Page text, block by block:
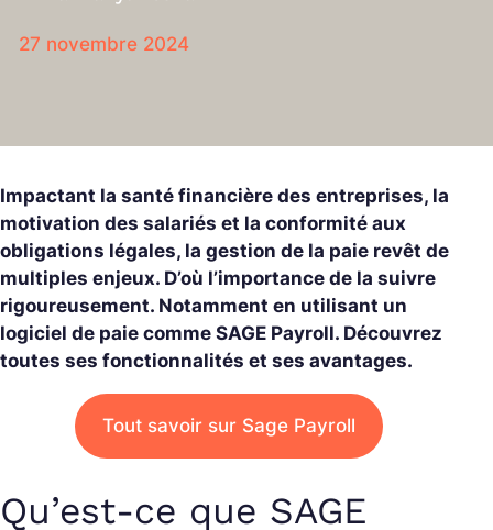
27 novembre 2024
Impactant la santé financière des entreprises, la
motivation des salariés et la conformité aux
obligations légales, la gestion de la paie revêt de
multiples enjeux. D’où l’importance de la suivre
rigoureusement. Notamment en utilisant un
logiciel de paie comme SAGE Payroll. Découvrez
toutes ses fonctionnalités et ses avantages.
Tout savoir sur Sage Payroll
Qu’est-ce que SAGE